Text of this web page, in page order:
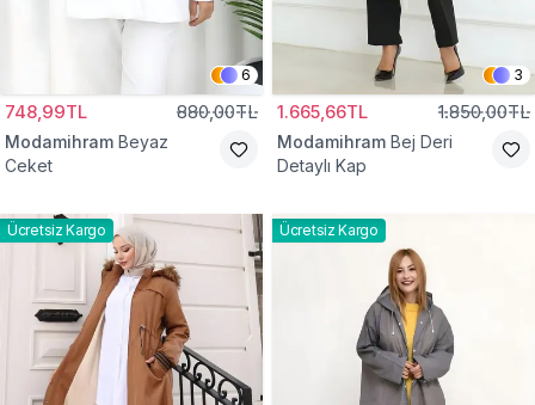
6
748,99TL 880,00TL
Modamihram Beyaz
Ceket
3
1.665,66TL 1.850,00TL
Modamihram Bej Deri
Detaylı Kap
Ücretsiz Kargo Ücretsiz Kargo